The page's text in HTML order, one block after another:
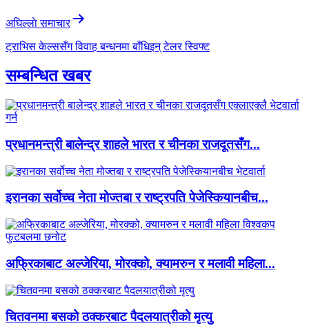
अघिल्लाे समाचार
ट्राभिस केल्ससँग विवाह बन्धनमा बाँधिइन् टेलर स्विफ्ट
सम्बन्धित खबर
प्रधानमन्त्री बालेन्द्र शाहले भारत र चीनका राजदूतसँग...
इरानका सर्वोच्च नेता मोज्तबा र राष्ट्रपति पेजेस्कियानबीच...
अफ्रिकाबाट अल्जेरिया, मोरक्को, क्यामरुन र मलावी महिला...
चितवनमा बसको ठक्करबाट पैदलयात्रीको मृत्यु